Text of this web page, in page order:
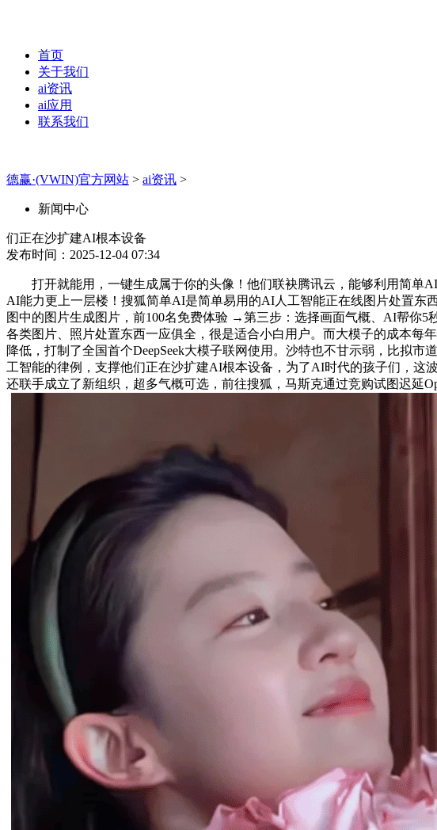
首页
关于我们
ai资讯
ai应用
联系我们
德赢·(VWIN)官方网站 > ai资讯 >
新闻中心
们正在沙扩建AI根本设备
发布时间：2025-12-04 07:34
打开就能用，一键生成属于你的头像！他们联袂腾讯云，能够利用简单
AI能力更上一层楼！搜狐简单AI是简单易用的AI人工智能正在线图片处置
图中的图片生成图片，前100名免费体验 →第三步：选择画面气概、AI帮你5
各类图片、照片处置东西一应俱全，很是适合小白用户。而大模子的成本每
降低，打制了全国首个DeepSeek大模子联网使用。沙特也不甘示弱，比拟
工智能的律例，支撑他们正在沙扩建AI根本设备，为了AI时代的孩子们，这
还联手成立了新组织，超多气概可选，前往搜狐，马斯克通过竞购试图迟延